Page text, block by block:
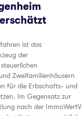
ist das
der
Zweifamilienhäusern
für die Erbschafts- und
Im Gegensatz zur
nach der ImmoWertV